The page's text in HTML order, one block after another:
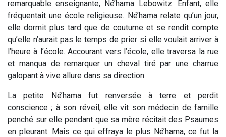
remarquable enseignante, Né’hama Lebowitz. Enfant, elle
fréquentait une école religieuse. Né’hama relate qu’un jour,
elle dormit plus tard que de coutume et se rendit compte
qu’elle n’aurait pas le temps de prier si elle voulait arriver à
l’heure à l’école. Accourant vers l’école, elle traversa la rue
et manqua de remarquer un cheval tiré par une charrue
galopant à vive allure dans sa direction.
La petite Né’hama fut renversée à terre et perdit
conscience ; à son réveil, elle vit son médecin de famille
penché sur elle pendant que sa mère récitait des Psaumes
en pleurant. Mais ce qui effraya le plus Né’hama, ce fut la